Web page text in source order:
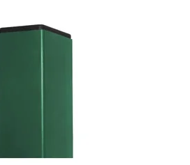
vhodné zejména pro